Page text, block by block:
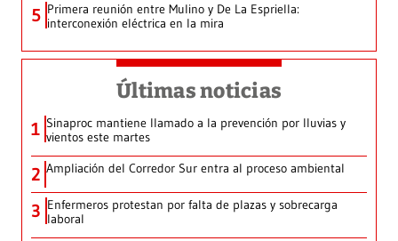
5 Primera reunión entre Mulino y De La Espriella:
interconexión eléctrica en la mira
Últimas noticias
1 Sinaproc mantiene llamado a la prevención por lluvias y
vientos este martes
2 Ampliación del Corredor Sur entra al proceso ambiental
3 Enfermeros protestan por falta de plazas y sobrecarga
laboral